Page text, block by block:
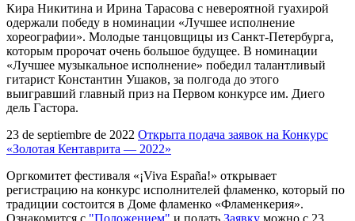
Кира Никитина и Ирина Тарасова с невероятной гуахирой
одержали победу в номинации «Лучшее исполнение
хореографии». Молодые танцовщицы из Санкт-Петербурга,
которым пророчат очень большое будущее. В номинации
«Лучшее музыкальное исполнение» победил талантливый
гитарист Константин Ушаков, за полгода до этого
выигравший главный приз на Первом конкурсе им. Диего
дель Гастора.
23 de septiembre de 2022 Открыта подача заявок на Конкурс
«Золотая Кентаврита — 2022»
Оргкомитет фестиваля «¡Viva España!» открывает
регистрацию на конкурс исполнителей фламенко, который по
традиции состоится в Доме фламенко «Фламенкерия».
Ознакомится с "Положением" и подать Заявку можно с 23